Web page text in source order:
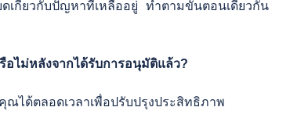
เกี่ยวกับปัญหาที่เหลืออยู่ ทำตามขั้นตอนเดียวกัน
ไม่หลังจากได้รับการอนุมัติแล้ว?
ได้ตลอดเวลาเพื่อปรับปรุงประสิทธิภาพ